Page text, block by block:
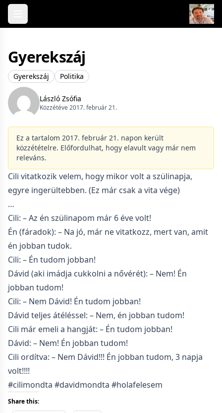
Skip to content
Gyerekszáj
Gyerekszáj Politika
László Zsófia
Közzétéve 2017. február 21.
Ez a tartalom 2017. február 21. napon került
közzétételre. Előfordulhat, hogy elavult vagy már nem
releváns.
Cili vitatkozik velem, hogy mikor volt a szülinapja,
egyre ingerültebben. (Ez már csak a vita vége)
…
Cili: – Az én szülinapom már 6 éve volt!
Én (fáradok): – Na jó, már ne vitatkozz, mert van, amit
én jobban tudok.
Cili: – Én tudom jobban!
Dávid (aki imádja cukkolni a nővérét): – Nem! Én
jobban tudom!
Cili: – Nem Dávid! Én tudom jobban!
Dávid teljes átéléssel: – Nem, én jobban tudom!
Cili már emeli a hangját: – Én tudom jobban!
Dávid: – Nem! Én jobban tudom!
Cili ordítva: – Nem Dávid!!! Én jobban tudom, 3 napja
volt!!!!
#cilimondta #davidmondta #holafelesem
Share this: